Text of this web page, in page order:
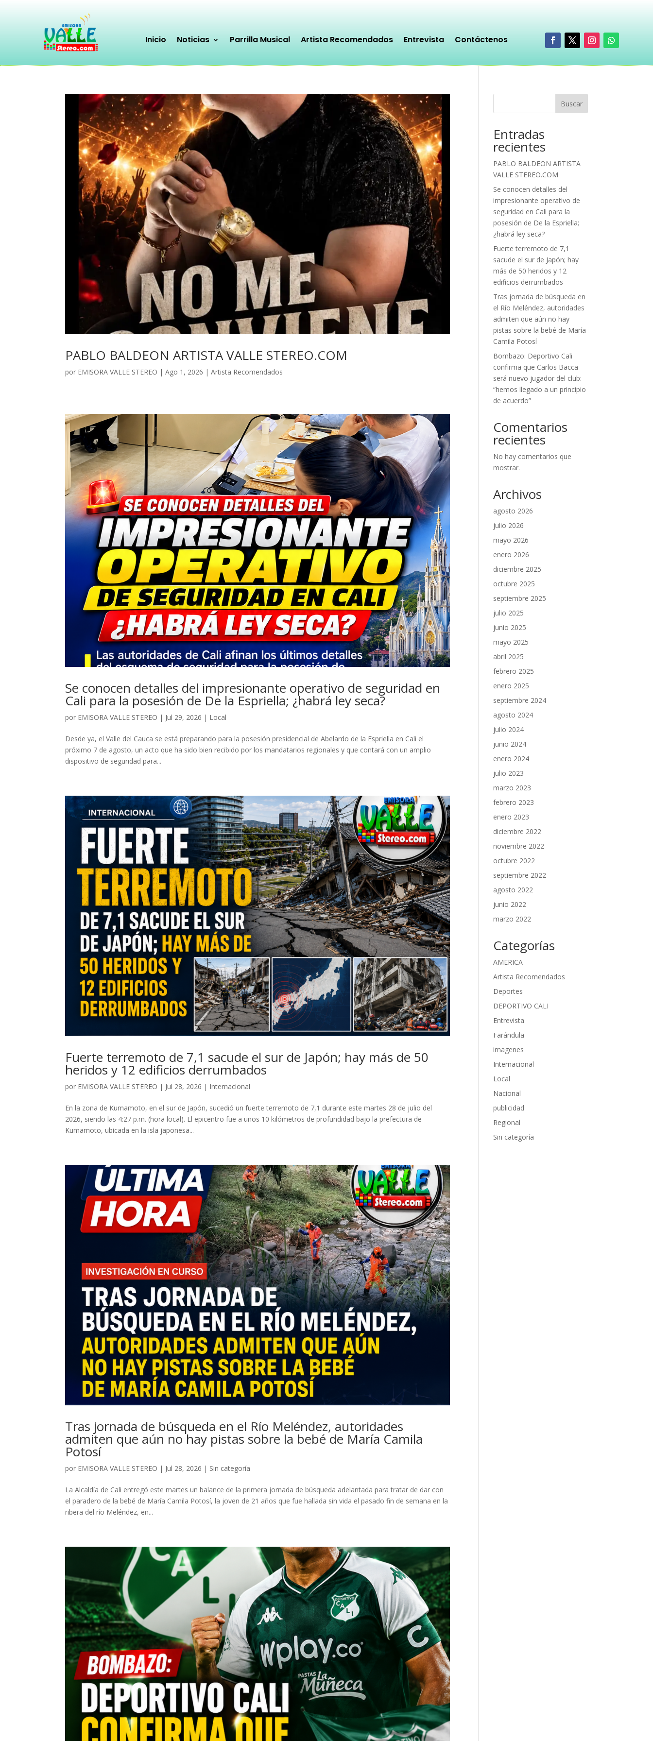
Inicio Noticias Parrilla Musical Artista Recomendados Entrevista Contáctenos
PABLO BALDEON ARTISTA VALLE STEREO.COM
por EMISORA VALLE STEREO |Ago 1, 2026 |Artista Recomendados
Se conocen detalles del impresionante operativo de seguridad en
Cali para la posesión de De la Espriella; ¿habrá ley seca?
por EMISORA VALLE STEREO | Jul 29, 2026 | Local
Desde ya, el Valle del Cauca se está preparando para la posesión presidencial de Abelardo de la Espriella en Cali el
próximo 7 de agosto, un acto que ha sido bien recibido por los mandatarios regionales y que contará con un amplio
dispositivo de seguridad para...
Fuerte terremoto de 7,1 sacude el sur de Japón; hay más de 50
heridos y 12 edificios derrumbados
por EMISORA VALLE STEREO | Jul 28, 2026 | Internacional
En la zona de Kumamoto, en el sur de Japón, sucedió un fuerte terremoto de 7,1 durante este martes 28 de julio del
2026, siendo las 4:27 p.m. (hora local). El epicentro fue a unos 10 kilómetros de profundidad bajo la prefectura de
Kumamoto, ubicada en la isla japonesa...
Tras jornada de búsqueda en el Río Meléndez, autoridades
admiten que aún no hay pistas sobre la bebé de María Camila
Potosí
por EMISORA VALLE STEREO | Jul 28, 2026 | Sin categoría
La Alcaldía de Cali entregó este martes un balance de la primera jornada de búsqueda adelantada para tratar de dar con
el paradero de la bebé de María Camila Potosí, la joven de 21 años que fue hallada sin vida el pasado fin de semana en la
ribera del río Meléndez, en...
Buscar
Entradas
recientes
PABLO BALDEON ARTISTA
VALLE STEREO.COM
Se conocen detalles del
impresionante operativo de
seguridad en Cali para la
posesión de De la Espriella;
¿habrá ley seca?
Fuerte terremoto de 7,1
sacude el sur de Japón; hay
más de 50 heridos y 12
edificios derrumbados
Tras jornada de búsqueda en
el Río Meléndez, autoridades
admiten que aún no hay
pistas sobre la bebé de María
Camila Potosí
Bombazo: Deportivo Cali
confirma que Carlos Bacca
será nuevo jugador del club:
“hemos llegado a un principio
de acuerdo”
Comentarios
recientes
No hay comentarios que
mostrar.
Archivos
agosto 2026
julio 2026
mayo 2026
enero 2026
diciembre 2025
octubre 2025
septiembre 2025
julio 2025
junio 2025
mayo 2025
abril 2025
febrero 2025
enero 2025
septiembre 2024
agosto 2024
julio 2024
junio 2024
enero 2024
julio 2023
marzo 2023
febrero 2023
enero 2023
diciembre 2022
noviembre 2022
octubre 2022
septiembre 2022
agosto 2022
junio 2022
marzo 2022
Categorías
AMERICA
Artista Recomendados
Deportes
DEPORTIVO CALI
Entrevista
Farándula
imagenes
Internacional
Local
Nacional
publicidad
Regional
Sin categoría